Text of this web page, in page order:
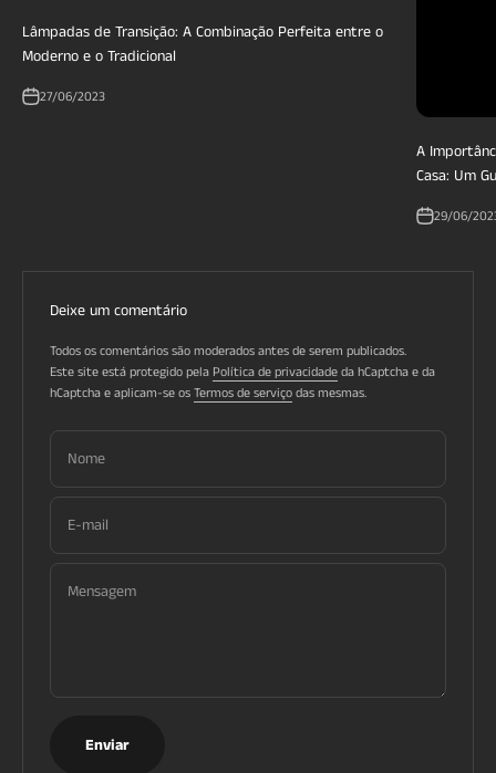
Lâmpadas de Transição: A Combinação Perfeita entre o
Moderno e o Tradicional
27/06/2023
A
Casa: Um
29/06/
Deixe um comentário
Todos os comentários são moderados antes de serem publicados.
Este site está protegido pela Política de privacidadeda hCaptcha e da
hCaptcha e aplicam-se osTermos de serviçodas mesmas.
Nome
E-mail
Mensagem
Enviar